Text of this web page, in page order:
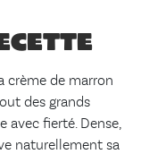
crème de marron
des grands
avec fierté. Dense,
naturellement sa